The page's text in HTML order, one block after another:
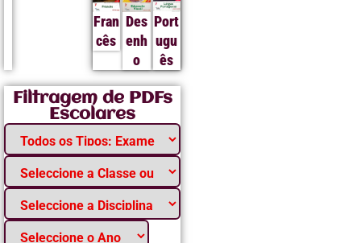
Fran
cês
Des
enh
o
Port
ugu
ês
Filtragem de PDFs
Escolares